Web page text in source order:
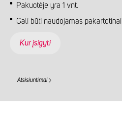
Pakuotėje yra 1 vnt.
Gali būti naudojamas pakartotinai
Kur įsigyti
Atsisiuntimai